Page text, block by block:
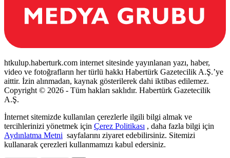
htkulup.haberturk.com internet sitesinde yayınlanan yazı, haber,
video ve fotoğrafların her türlü hakkı Habertürk Gazetecilik A.Ş.’ye
aittir. İzin alınmadan, kaynak gösterilerek dahi iktibas edilemez.
Copyright © 2026 - Tüm hakları saklıdır. Habertürk Gazetecilik
A.Ş.
İnternet sitemizde kullanılan çerezlerle ilgili bilgi almak ve
tercihlerinizi yönetmek için Çerez Politikası , daha fazla bilgi için
Aydınlatma Metni sayfalarını ziyaret edebilirsiniz. Sitemizi
kullanarak çerezleri kullanmamızı kabul edersiniz.